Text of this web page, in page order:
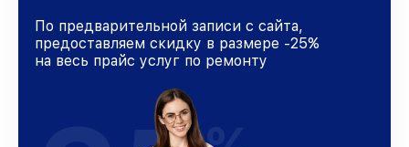
По предварительной записи с сайта,
предоставляем скидку в размере -25%
на весь прайс услуг по ремонту